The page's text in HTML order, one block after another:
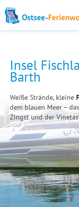
Insel
Barth
Weiße Strände, kleine
dem blauen Meer –
Zingst und der